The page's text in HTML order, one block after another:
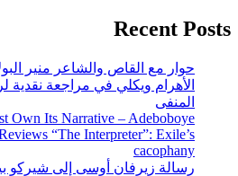
Recent Posts
حوار مع القاص والشاعر منير
الأهرام ويكلي في مراجعة
المنفى
Own Its Narrative – Adeboboye
“The Interpreter”: Exile’s
cacophany
رسالة زيرفان أوسى إلى شيركو